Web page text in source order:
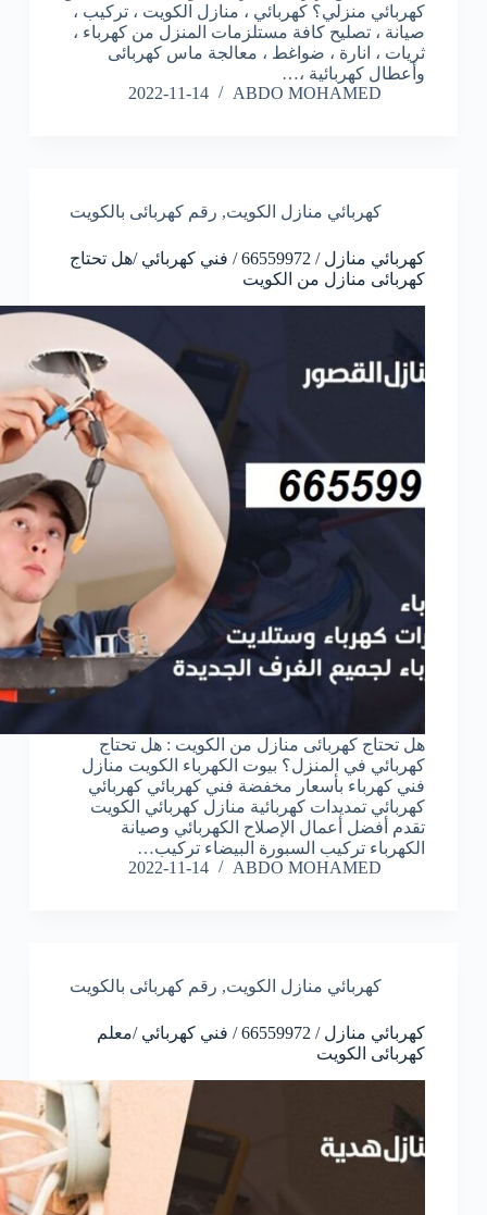
كهربائي منزلي؟ كهربائي ، منازل الكويت ، تركيب ،
صيانة ، تصليح كافة مستلزمات المنزل من كهرباء ،
ثريات ، انارة ، ضواغط ، معالجة ماس كهربائى
وأعطال كهربائية ،…
ABDO MOHAMED
2022-11-14
كهربائي منازل الكويت, رقم كهربائى بالكويت
كهربائي منازل / 66559972 / فني كهربائي /هل تحتاج
كهربائى منازل من الكويت
هل تحتاج كهربائى منازل من الكويت : هل تحتاج
كهربائي في المنزل؟ بيوت الكهرباء الكويت منازل
فني كهرباء بأسعار مخفضة فني كهربائي كهربائي
كهربائي تمديدات كهربائية منازل كهربائي الكويت
تقدم أفضل أعمال الإصلاح الكهربائي وصيانة
الكهرباء تركيب السبورة البيضاء تركيب…
ABDO MOHAMED
2022-11-14
كهربائي منازل الكويت, رقم كهربائى بالكويت
كهربائي منازل / 66559972 / فني كهربائي /معلم
كهربائى الكويت